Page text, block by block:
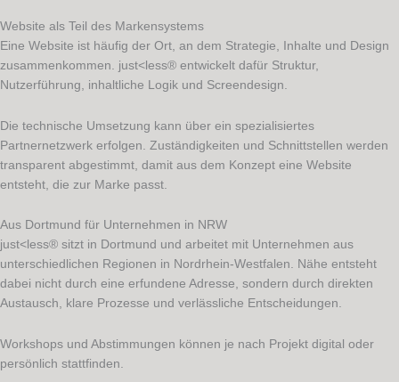
Website als Teil des Markensystems
Eine Website ist häufig der Ort, an dem Strategie, Inhalte und Design
zusammenkommen. just<less® entwickelt dafür Struktur,
Nutzerführung, inhaltliche Logik und Screendesign.
Die technische Umsetzung kann über ein spezialisiertes
Partnernetzwerk erfolgen. Zuständigkeiten und Schnittstellen werden
transparent abgestimmt, damit aus dem Konzept eine Website
entsteht, die zur Marke passt.
Aus Dortmund für Unternehmen in NRW
just<less® sitzt in Dortmund und arbeitet mit Unternehmen aus
unterschiedlichen Regionen in Nordrhein-Westfalen. Nähe entsteht
dabei nicht durch eine erfundene Adresse, sondern durch direkten
Austausch, klare Prozesse und verlässliche Entscheidungen.
Workshops und Abstimmungen können je nach Projekt digital oder
persönlich stattfinden.